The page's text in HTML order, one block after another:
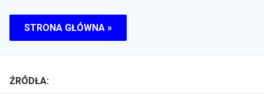
STRONA GŁÓWNA »
ŹRÓDŁA: